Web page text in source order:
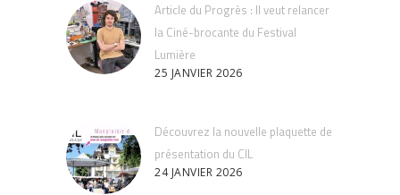
Article du Progrès : Il veut relancer
la Ciné-brocante du Festival
Lumière
25 JANVIER 2026
Découvrez la nouvelle plaquette de
présentation du CIL
24 JANVIER 2026